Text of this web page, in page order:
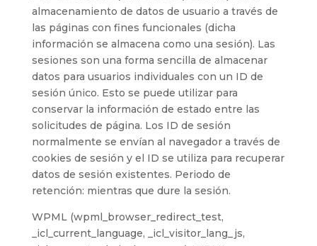
almacenamiento de datos de usuario a través de
las páginas con fines funcionales (dicha
información se almacena como una sesión). Las
sesiones son una forma sencilla de almacenar
datos para usuarios individuales con un ID de
sesión único. Esto se puede utilizar para
conservar la información de estado entre las
solicitudes de página. Los ID de sesión
normalmente se envían al navegador a través de
cookies de sesión y el ID se utiliza para recuperar
datos de sesión existentes. Periodo de
retención: mientras que dure la sesión.
WPML (wpml_browser_redirect_test,
_icl_current_language, _icl_visitor_lang_js,